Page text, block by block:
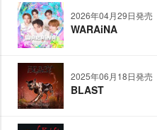
2026年04月29日発売
WARAiNA
2025年06月18日発売
BLAST